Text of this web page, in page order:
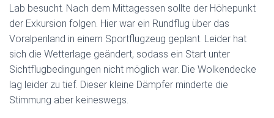
Lab besucht. Nach dem Mittagessen sollte der Höhepunkt
der Exkursion folgen. Hier war ein Rundflug über das
Voralpenland in einem Sportflugzeug geplant. Leider hat
sich die Wetterlage geändert, sodass ein Start unter
Sichtflugbedingungen nicht möglich war. Die Wolkendecke
lag leider zu tief. Dieser kleine Dämpfer minderte die
Stimmung aber keineswegs.